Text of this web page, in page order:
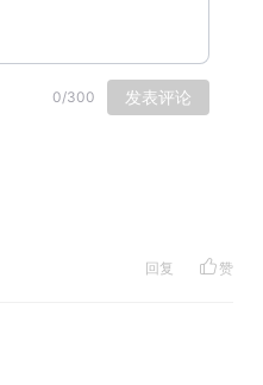
0/300 发表评论
回复 赞